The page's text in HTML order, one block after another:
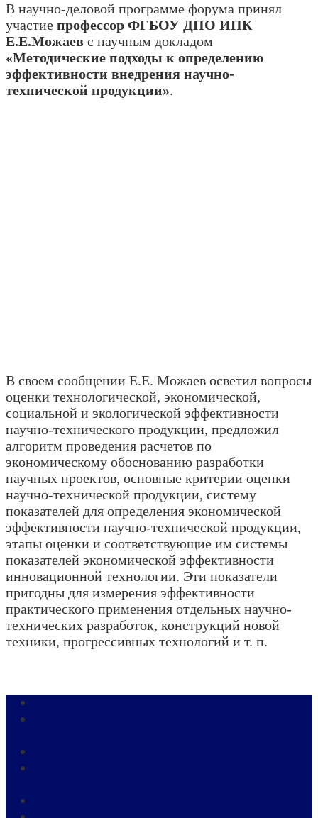
В научно-деловой программе форума принял
участие профессор ФГБОУ ДПО ИПК
Е.Е.Можаев с научным докладом
«Методические подходы к определению
эффективности внедрения научно-
технической продукции».
В своем сообщении Е.Е. Можаев осветил вопросы
оценки технологической, экономической,
социальной и экологической эффективности
научно-технического продукции, предложил
алгоритм проведения расчетов по
экономическому обоснованию разработки
научных проектов, основные критерии оценки
научно-технической продукции, систему
показателей для определения экономической
эффективности научно-технической продукции,
этапы оценки и соответствующие им системы
показателей экономической эффективности
инновационной технологии. Эти показатели
пригодны для измерения эф­фективности
практического применения отдельных научно-
технических раз­работок, конструкций новой
техники, прогрессивных технологий и т. п.